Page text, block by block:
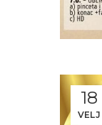
18
VELJ